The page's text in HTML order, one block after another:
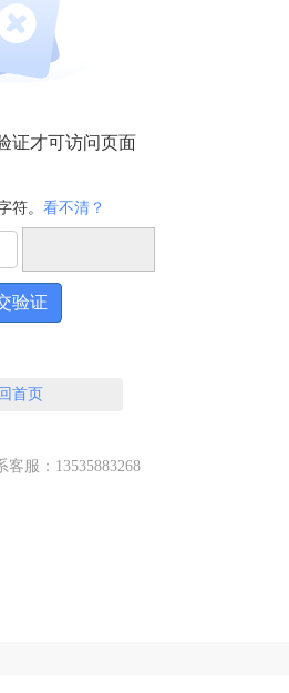
证才可访问页面
符。 看不清？
验证
首页
服：13535883268